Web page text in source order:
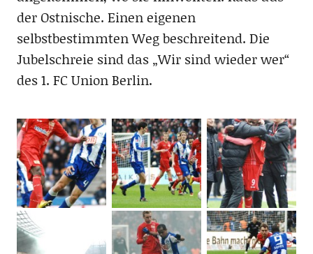
der Ostnische. Einen eigenen
selbstbestimmten Weg beschreitend. Die
Jubelschreie sind das „Wir sind wieder wer“
des 1. FC Union Berlin.